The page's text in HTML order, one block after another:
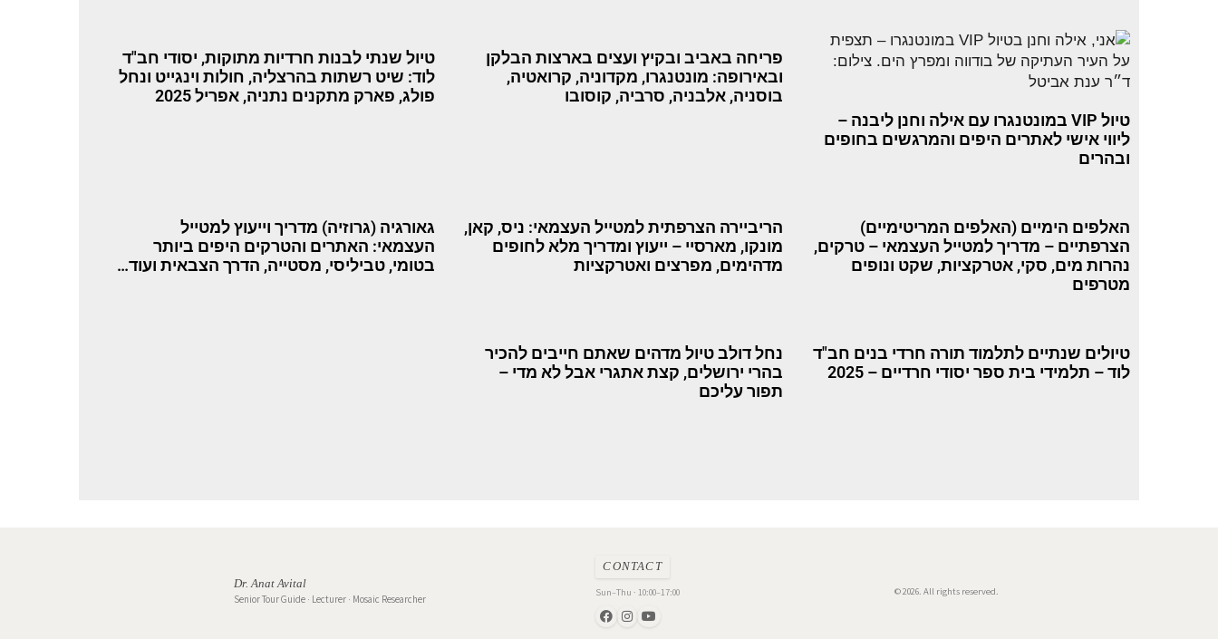
טיול VIP במונטנגרו עם אילה וחנן ליבנה –
ליווי אישי לאתרים היפים והמרגשים בחופים
ובהרים
פריחה באביב ובקיץ ועצים בארצות הבלקן
ובאירופה: מונטנגרו, מקדוניה, קרואטיה,
בוסניה, אלבניה, סרביה, קוסובו
טיול שנתי לבנות חרדיות מתוקות, יסודי חב"ד
לוד: שיט רשתות בהרצליה, חולות וינגייט ונחל
פולג, פארק מתקנים נתניה, אפריל 2025
האלפים הימיים (האלפים המריטימיים)
הצרפתיים – מדריך למטייל העצמאי – טרקים,
נהרות מים, סקי, אטרקציות, שקט ונופים
מטרפים
הריביירה הצרפתית למטייל העצמאי: ניס, קאן,
מונקו, מארסיי – ייעוץ ומדריך מלא לחופים
מדהימים, מפרצים ואטרקציות
גאורגיה (גרוזיה) מדריך וייעוץ למטייל
העצמאי: האתרים והטרקים היפים ביותר
בטומי, טביליסי, מסטייה, הדרך הצבאית ועוד…
טיולים שנתיים לתלמוד תורה חרדי בנים חב"ד
לוד – תלמידי בית ספר יסודי חרדיים – 2025
נחל דולב טיול מדהים שאתם חייבים להכיר
בהרי ירושלים, קצת אתגרי אבל לא מדי –
תפור עליכם
© 2026. All rights reserved.
CONTACT
Sun–Thu · 10:00–17:00
Dr. Anat Avital
Senior Tour Guide · Lecturer · Mosaic Researcher